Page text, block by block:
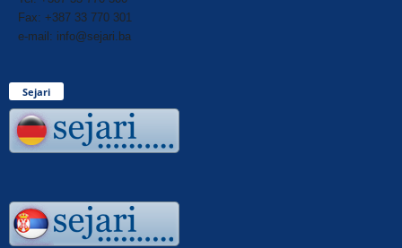
Fax: +387 33 770 301
e-mail: info@sejari.ba
Sejari